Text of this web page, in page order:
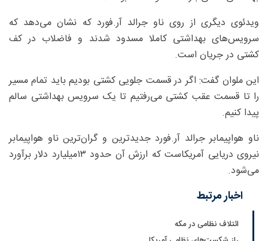
ویدئوی دیگری از روی ناو جرالد آر.فورد که نشان می‌دهد که
سرویس‌های بهداشتی کاملا مسدود شدند و فاضلاب در کف
کشتی در جریان است.
این ملوان گفت: اگر در قسمت جلویی کشتی بودیم باید تمام مسیر
را تا قسمت عقب کشتی می‌رفتیم تا یک سرویس بهداشتی سالم
پیدا کنیم.
ناو هواپیمابر جرالد آر.فورد جدیدترین و گران‌ترین ناو هواپیمابر
نیروی دریایی آمریکاست که ارزش آن حدود ۱۳‌میلیارد دلار برآورد
می‌شود.
اخبار مرتبط
ائتلاف نظامی در مکه